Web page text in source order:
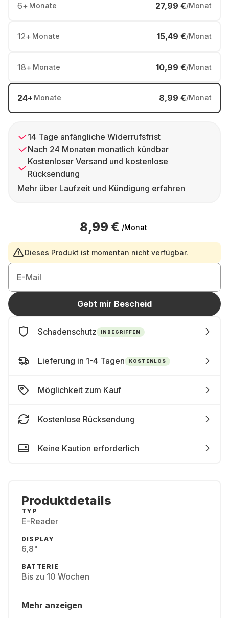
6+ Monate 27,99 €/Monat
12+ Monate 15,49 €/Monat
18+ Monate 10,99 €/Monat
24+ Monate 8,99 €/Monat
14 Tage anfängliche Widerrufsfrist
Nach 24 Monaten monatlich kündbar
Kostenloser Versand und kostenlose
Rücksendung
Mehr über Laufzeit und Kündigung erfahren
8,99 € /Monat
Dieses Produkt ist momentan nicht verfügbar.
E-Mail
Gebt mir Bescheid
Schadenschutz INBEGRIFFEN
Lieferung in 1-4 Tagen KOSTENLOS
Möglichkeit zum Kauf
Kostenlose Rücksendung
Keine Kaution erforderlich
Produktdetails
TYP
E-Reader
DISPLAY
6,8"
BATTERIE
Bis zu 10 Wochen
Mehr anzeigen